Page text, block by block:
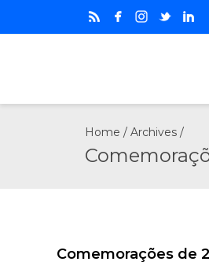
Home / Archives /
Comemorações de